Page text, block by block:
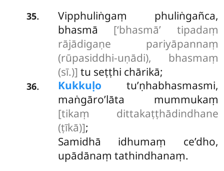
35.
Vipphuliṅgaṃ phuliṅgañca,
bhasmā [‘bhasmā’ tipadaṃ
rājādigaṇe pariyāpannaṃ
(rūpasiddhi-uṇādi), bhasmaṃ
(sī.)] tu seṭṭhi chārikā;
36. Kukkuḷo tu’ṇhabhasmasmi,
maṅgāro’lāta mummukaṃ
[tikaṃ dittakaṭṭhādindhane
(ṭīkā)];
Samidhā idhumaṃ ce’dho,
upādānaṃ tathindhanaṃ.